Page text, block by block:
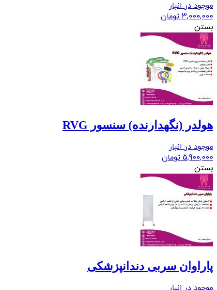
موجود در انبار
3,000,000 تومان
بستن
هولدر (نگهدارنده) سنسور RVG
موجود در انبار
5,900,000 تومان
بستن
پاراوان سربی دندانپزشکی